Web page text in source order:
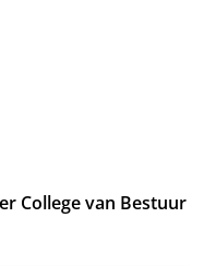
College van Bestuur